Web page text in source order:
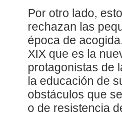
Por otro lado,
rechazan las
época de
XIX que es la
protagonistas de
la educación de
obstáculos que
o de resistencia